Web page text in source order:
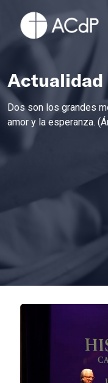
Actualidad
Dos son los grandes
amor y la esperanza.